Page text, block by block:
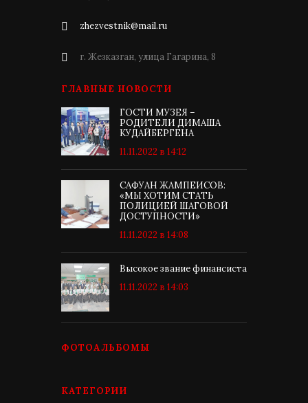
zhezvestnik@mail.ru
г. Жезказган, улица Гагарина, 8
ГЛАВНЫЕ НОВОСТИ
ГОСТИ МУЗЕЯ –
РОДИТЕЛИ ДИМАША
КУДАЙБЕРГЕНА
11.11.2022 в 14:12
САФУАН ЖАМПЕИСОВ:
«МЫ ХОТИМ СТАТЬ
ПОЛИЦИЕЙ ШАГОВОЙ
ДОСТУПНОСТИ»
11.11.2022 в 14:08
Высокое звание финансиста
11.11.2022 в 14:03
ФОТОАЛЬБОМЫ
КАТЕГОРИИ